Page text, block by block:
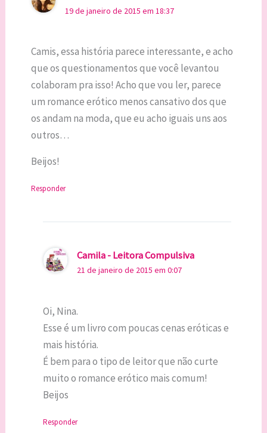
19 de janeiro de 2015 em 18:37
Camis, essa história parece interessante, e acho
que os questionamentos que você levantou
colaboram pra isso! Acho que vou ler, parece
um romance erótico menos cansativo dos que
os andam na moda, que eu acho iguais uns aos
outros…
Beijos!
Responder
Camila - Leitora Compulsiva
21 de janeiro de 2015 em 0:07
Oi, Nina.
Esse é um livro com poucas cenas eróticas e
mais história.
É bem para o tipo de leitor que não curte
muito o romance erótico mais comum!
Beijos
Responder